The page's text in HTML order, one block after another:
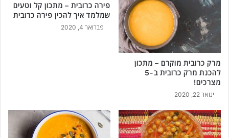
מרק כרובית מוקרם – מתכון
להכנת מרק כרובית ב-5
מצרכים!
ינואר 22, 2020
פירה כרובית – מתכון קל וטעים
שמלמד איך להכין פירה כרובית
פברואר 4, 2020